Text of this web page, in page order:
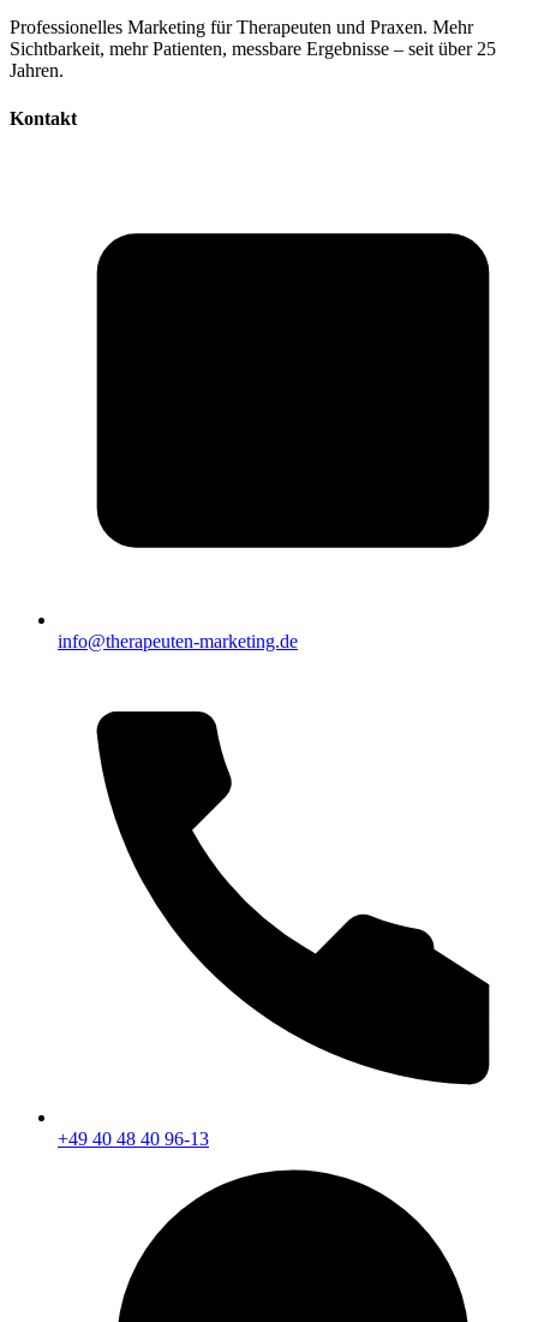
Professionelles Marketing für Therapeuten und Praxen. Mehr
Sichtbarkeit, mehr Patienten, messbare Ergebnisse – seit über 25
Jahren.
Kontakt
info@therapeuten-marketing.de
+49 40 48 40 96-13